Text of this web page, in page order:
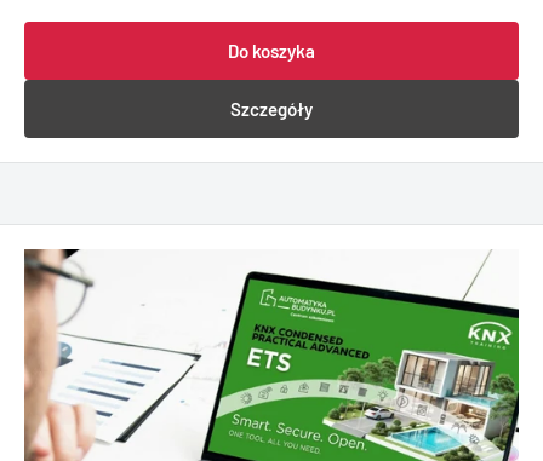
Do koszyka
Szczegóły